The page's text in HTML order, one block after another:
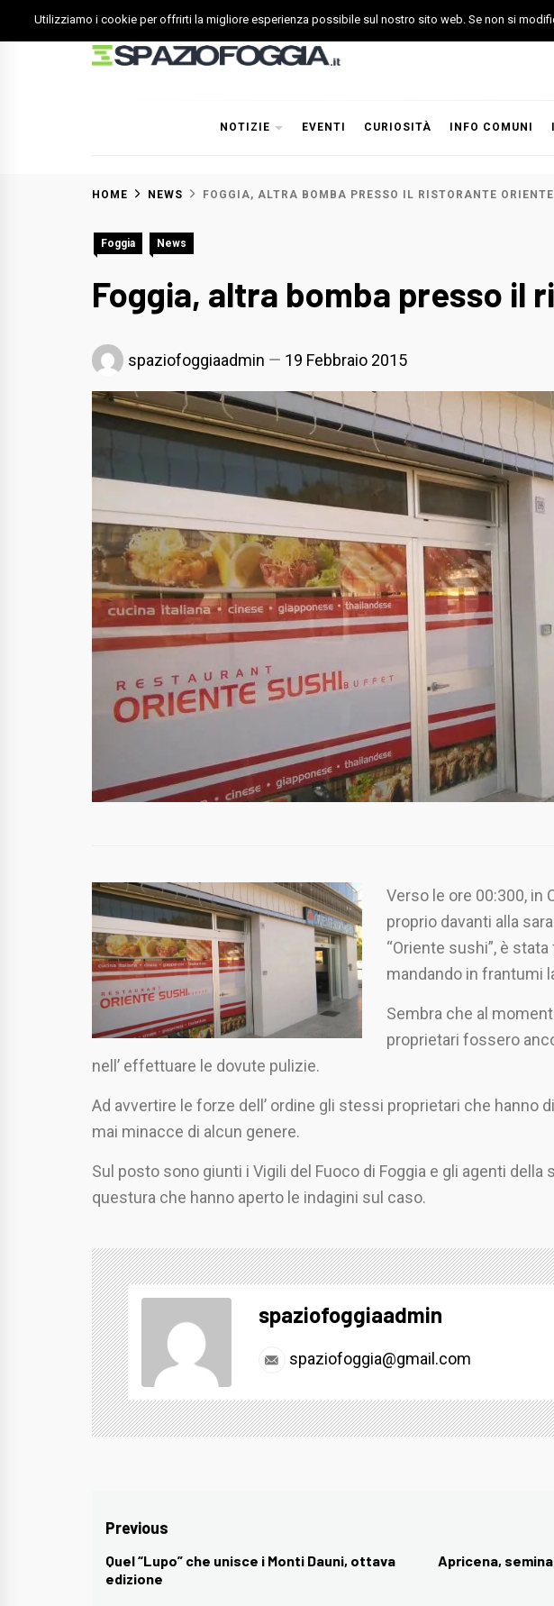
to
NOTIZIE EVENTI CURIOSITÀ INFO COMUNI
HOME NEWS FOGGIA, ALTRA BOMBA PRESSO IL RISTORANTE
Foggia News
Foggia, altra bomba presso il
spaziofoggiaadmin 19 Febbraio 2015
Verso le ore 00:300, in
proprio davanti alla
“Oriente sushi”, è
mandando in frantumi
Sembra che al
proprietari fossero
nell’ effettuare le dovute pulizie.
Ad avvertire le forze dell’ ordine gli stessi proprietari che hanno
mai minacce di alcun genere.
Sul posto sono giunti i Vigili del Fuoco di Foggia e gli agenti della
questura che hanno aperto le indagini sul caso.
spaziofoggiaadmin
spaziofoggia@gmail.com
Navigazione
articoli
Previous
Previous
post:
Quel “Lupo” che unisce i Monti Dauni, ottava
edizione
Apricena,
Utilizziamo i cookie per offrirti la migliore esperienza possibile sul nostro sito web. Se non si